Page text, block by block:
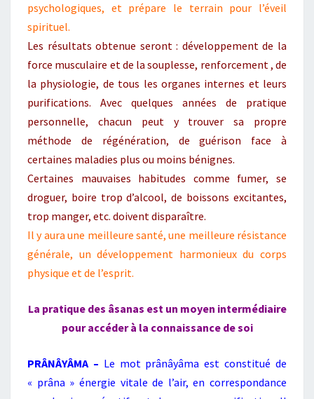
psychologiques, et prépare le terrain pour l’éveil
spirituel.
Les résultats obtenue seront : développement de la
force musculaire et de la souplesse, renforcement , de
la physiologie, de tous les organes internes et leurs
purifications. Avec quelques années de pratique
personnelle, chacun peut y trouver sa propre
méthode de régénération, de guérison face à
certaines maladies plus ou moins bénignes.
Certaines mauvaises habitudes comme fumer, se
droguer, boire trop d’alcool, de boissons excitantes,
trop manger, etc. doivent disparaître.
Il y aura une meilleure santé, une meilleure résistance
générale, un développement harmonieux du corps
physique et de l’esprit.
La pratique des âsanas est un moyen intermédiaire
pour accéder à la connaissance de soi
PRÂNÂYÂMA – Le mot prânâyâma est constitué de
« prâna » énergie vitale de l’air, en correspondance